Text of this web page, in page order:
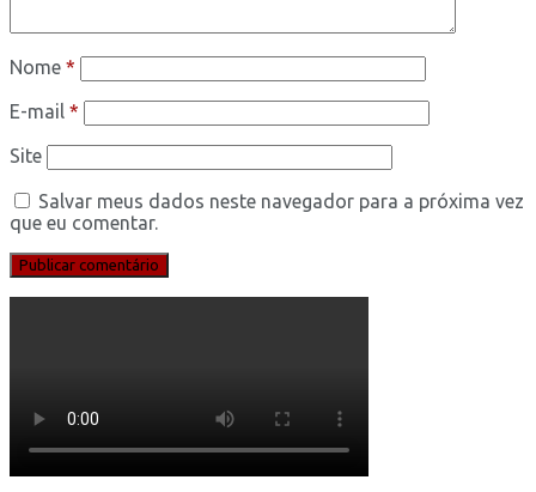
Nome *
E-mail *
Site
Salvar meus dados neste navegador para a próxima vez
que eu comentar.